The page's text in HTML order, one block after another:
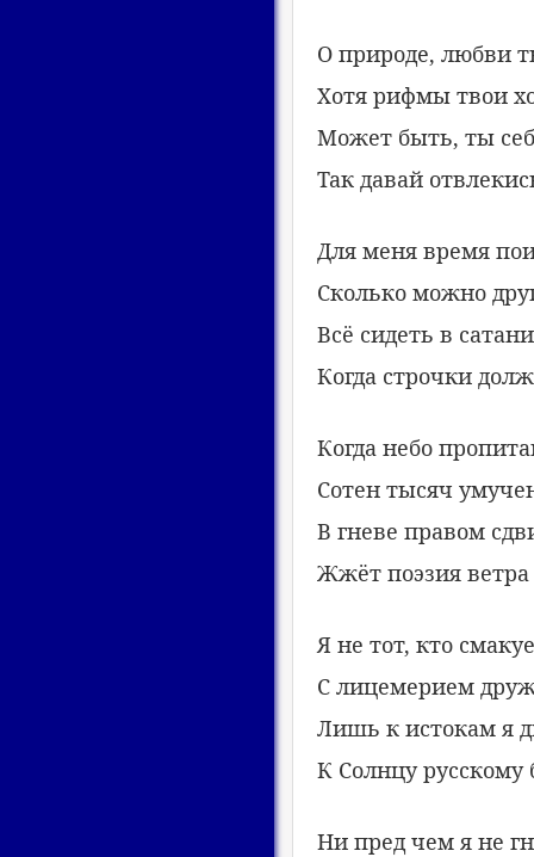
О природе, любви
Хотя рифмы твои
Может быть, ты
Так давай
Для меня время
Сколько можно
Всё сидеть в
Когда строчки
Когда небо
Сотен тысяч
В гневе правом
Жжёт поэзия
Я не тот, кто
С лицемерием
Лишь к истокам я
К Солнцу русскому
Ни пред чем я не